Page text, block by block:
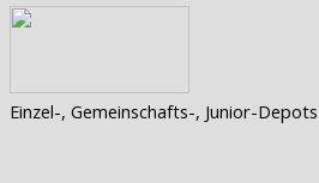
Einzel-, Gemeinschafts-, Junior-Depots